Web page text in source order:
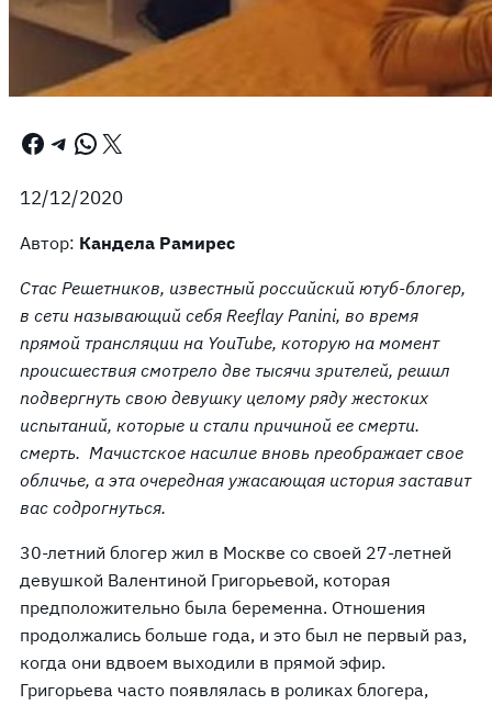
Facebook Telegram WhatsApp X
12/12/2020
Автор: Кандела Рамирес
Стас Решетников, известный российский ютуб-блогер,
в сети называющий себя Reeflay Panini, во время
прямой трансляции на YouTube, которую на момент
происшествия смотрело две тысячи зрителей, решил
подвергнуть свою девушку целому ряду жестоких
испытаний, которые и стали причиной ее смерти.
смерть. Мачистское насилие вновь преображает свое
обличье, а эта очередная ужасающая история заставит
вас содрогнуться.
30-летний блогер жил в Москве со своей 27-летней
девушкой Валентиной Григорьевой, которая
предположительно была беременна. Отношения
продолжались больше года, и это был не первый раз,
когда они вдвоем выходили в прямой эфир.
Григорьева часто появлялась в роликах блогера,